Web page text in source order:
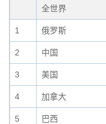
全世界
1 俄罗斯
2 中国
3 美国
4 加拿大
5 巴西